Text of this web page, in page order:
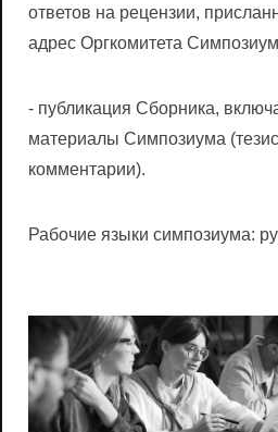
ответов на рецензии,
адрес Оргкомитета
- публикация Сборника,
материалы Симпозиума
комментарии).
Рабочие языки cимпозиума: